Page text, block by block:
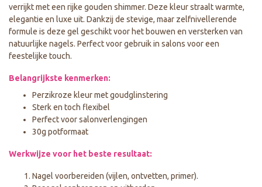
verrijkt met een rijke gouden shimmer. Deze kleur straalt warmte,
elegantie en luxe uit. Dankzij de stevige, maar zelfnivellerende
formule is deze gel geschikt voor het bouwen en versterken van
natuurlijke nagels. Perfect voor gebruik in salons voor een
feestelijke touch.
Belangrijkste kenmerken:
Perzikroze kleur met goudglinstering
Sterk en toch flexibel
Perfect voor salonverlengingen
30g potformaat
Werkwijze voor het beste resultaat:
Nagel voorbereiden (vijlen, ontvetten, primer).